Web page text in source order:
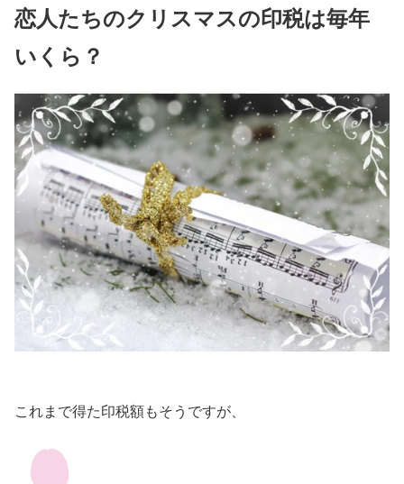
恋人たちのクリスマスの印税は毎年
いくら？
これまで得た印税額もそうですが、